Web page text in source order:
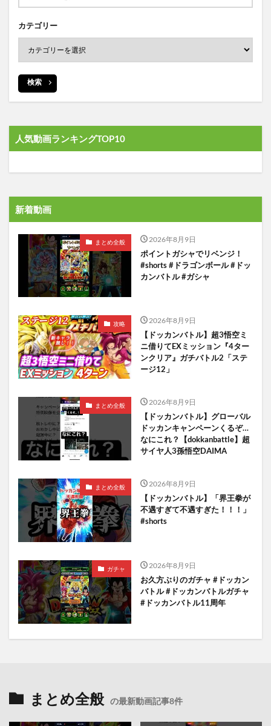
カテゴリー
検索
人気動画ランキングTOP10
新着動画
まとめ全般 2026年8月9日
ポイントガシャでリベンジ！
#shorts #ドラゴンボール #ドッ
カンバトル #ガシャ
攻略 2026年8月9日
【ドッカンバトル】超3悟空ミ
ニ借りてEXミッション『4ター
ンクリア』ガチバトル2「ステ
ージ12」
まとめ全般 2026年8月9日
【ドッカンバトル】グローバル
ドッカンキャンペーンくるぞ…
なにこれ？【dokkanbattle】超
サイヤ人3孫悟空DAIMA
まとめ全般 2026年8月9日
【ドッカンバトル】「界王拳が
不遇すぎて不遇すぎた！！！」
#shorts
ガチャ 2026年8月9日
お久方ぶりのガチャ #ドッカン
バトル #ドッカンバトルガチャ
#ドッカンバトル11周年
まとめ全般 の最新動画記事8件